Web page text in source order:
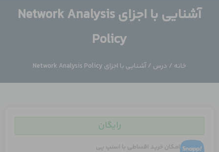
آشنایی با اجزای Network Analysis
Policy
خانه / درس / آشنایی با اجزای Network Analysis Policy
رایگان
امکان خرید اقساطی با اسنپ پی